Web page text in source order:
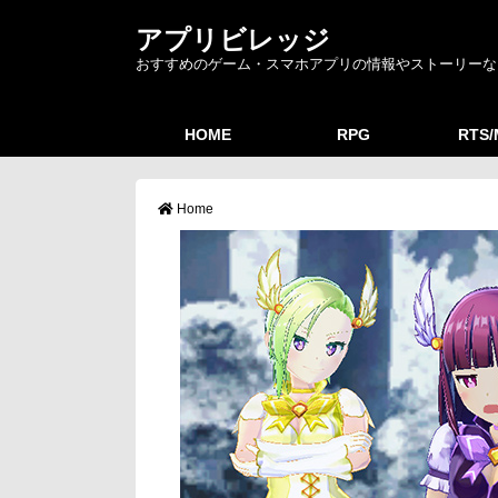
アプリビレッジ
おすすめのゲーム・スマホアプリの情報やストーリー
HOME RPG
Home